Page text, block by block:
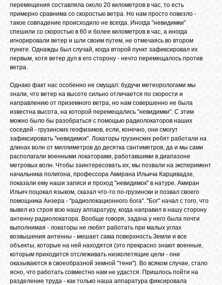
перемещения составляла около 20 километров в час, то есть
примерно сравнима со скоростью ветра. Но нам просто повезло -
такое совпадение происходило не всегда. Иногда "невидимки"
спешили со скоростью в 60 и более километров в час, а иногда
игнорировали ветер и шли своим путем, не отмечаясь во втором
пункте. Однажды был случай, когда второй пункт зафиксировал их
первым, хотя ветер дул в его сторону - нечто перемещалось против
ветра.
Однако факт нас особенно не смущал: будучи метеорологами мы
знали, что ветер на высоте сильно отличается по скорости и
направлению от приземного ветра, но нам совершенно не была
известна высота, на которой перемещались "невидимки". С этим
можно было бы разобраться с помощью радиолокаторов наших
соседей - грузинских геофизиков, если, конечно, они смогут
зафиксировать "невидимок". Локаторы грузинских ребят работали на
длинах волн от миллиметров до десятка сантиметров, да и мы сами
располагали военными локаторами, работавшими в диапазоне
метровых волн. Чтобы заинтересовать их, мы позвали на эксперимент
начальника полигона, профессора Амирана Ильича Карцивадзе,
показали ему наши записи и проход "невидимок" в натуре. Амиран
Ильич поцокал языком, сказал что-то по-грузински и позвал своего
помощника Анзера - "радиолокационного бога". "Бог" начал с того, что
вывел из строя всю нашу аппаратуру, когда направил в нашу сторону
антенну радиолокатора. Вообще говоря, задача у него была почти
выполнимая - локаторы не любят работать при малых углах
возвышения антенны - мешает сама поверхность Земли и все
объекты, которые на ней находятся (это прекрасно знают военные,
которым приходится отслеживать низколетящие цели - они
оказываются в своеобразной земной "тени"). Во всяком случае, стало
ясно, что работать совместно нам не удастся. Пришлось пойти на
разделение труда - как только наша аппаратура фиксировала